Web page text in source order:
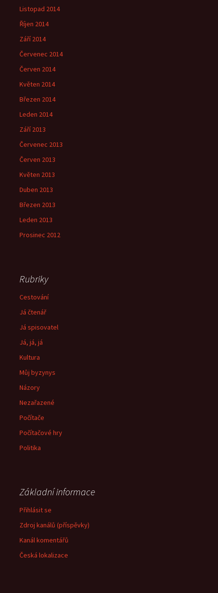
Listopad 2014
Říjen 2014
Září 2014
Červenec 2014
Červen 2014
Květen 2014
Březen 2014
Leden 2014
Září 2013
Červenec 2013
Červen 2013
Květen 2013
Duben 2013
Březen 2013
Leden 2013
Prosinec 2012
Rubriky
Cestování
Já čtenář
Já spisovatel
Já, já, já
Kultura
Můj byzynys
Názory
Nezařazené
Počítače
Počítačové hry
Politika
Základní informace
Přihlásit se
Zdroj kanálů (příspěvky)
Kanál komentářů
Česká lokalizace